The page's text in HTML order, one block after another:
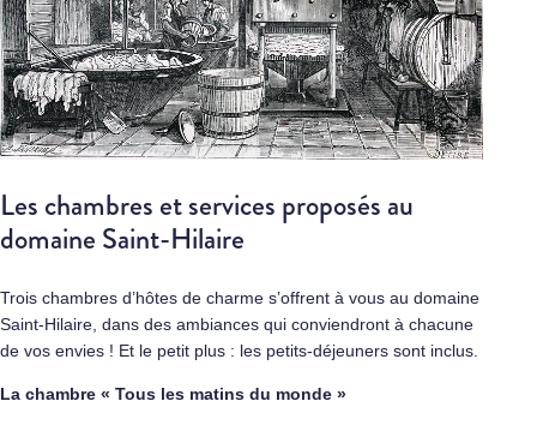
Les chambres et services proposés au
domaine Saint-Hilaire
Trois chambres d’hôtes de charme s’offrent à vous au domaine
Saint-Hilaire, dans des ambiances qui conviendront à chacune
de vos envies ! Et le petit plus : les petits-déjeuners sont inclus.
La chambre « Tous les matins du monde »